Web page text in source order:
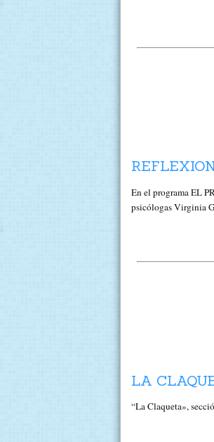
En el programa EL
psicólogas Virginia
LA
“La Claqueta»,